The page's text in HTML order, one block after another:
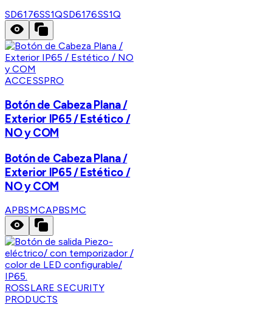
SD6176SS1QSD6176SS1Q
ACCESSPRO
Botón de Cabeza Plana /
Exterior IP65 / Estético /
NO y COM
Botón de Cabeza Plana /
Exterior IP65 / Estético /
NO y COM
APBSMCAPBSMC
ROSSLARE SECURITY
PRODUCTS